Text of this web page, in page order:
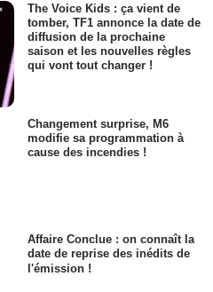
The Voice Kids : ça vient de
tomber, TF1 annonce la date de
diffusion de la prochaine
saison et les nouvelles règles
qui vont tout changer !
Changement surprise, M6
modifie sa programmation à
cause des incendies !
Affaire Conclue : on connaît la
date de reprise des inédits de
l'émission !